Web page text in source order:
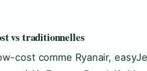
vs traditionnelles
cost comme Ryanair,